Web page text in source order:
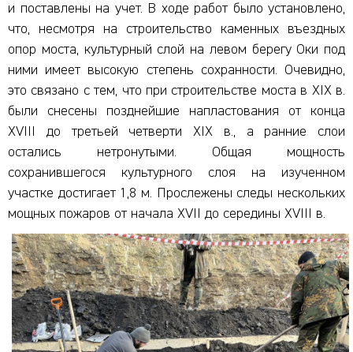
и поставлены на учет. В ходе работ было установлено,
что, несмотря на строительство каменных въездных
опор моста, культурный слой на левом берегу Оки под
ними имеет высокую степень сохранности. Очевидно,
это связано с тем, что при строительстве моста в XIX в.
были снесены позднейшие напластования от конца
XVIII до третьей четверти XIX в., а ранние слои
остались нетронутыми. Общая мощность
сохранившегося культурного слоя на изученном
участке достигает 1,8 м. Прослежены следы нескольких
мощных пожаров от начала XVII до середины XVIII в.